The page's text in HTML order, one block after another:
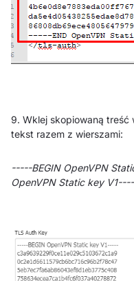
9. Wklej skopiowaną treść
tekst razem z wierszami:
-----BEGIN OpenVPN
OpenVPN Static key